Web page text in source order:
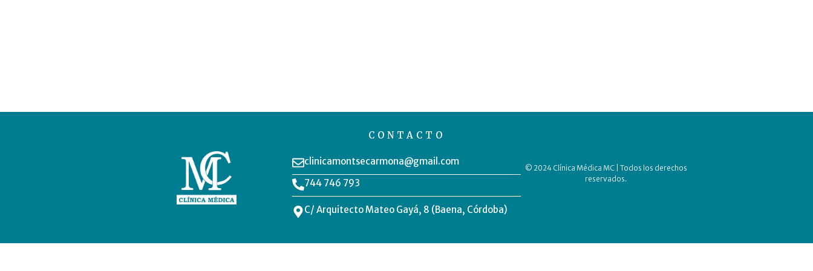
CONTACTO
clinicamontsecarmona@gmail.com
744 746 793
C/ Arquitecto Mateo Gayá, 8 (Baena, Córdoba)
© 2024 Clínica Médica MC | Todos los derechos
reservados.